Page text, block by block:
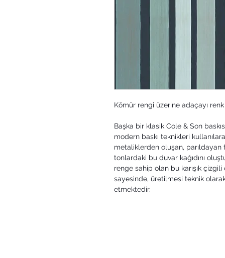
Kömür rengi üzerine adaçayı
Başka bir klasik Cole & Son
modern baskı teknikleri
metaliklerden oluşan, parıldayan
tonlardaki bu duvar kağıdını
renge sahip olan bu karışık çizgili
sayesinde, üretilmesi teknik
etmektedir.